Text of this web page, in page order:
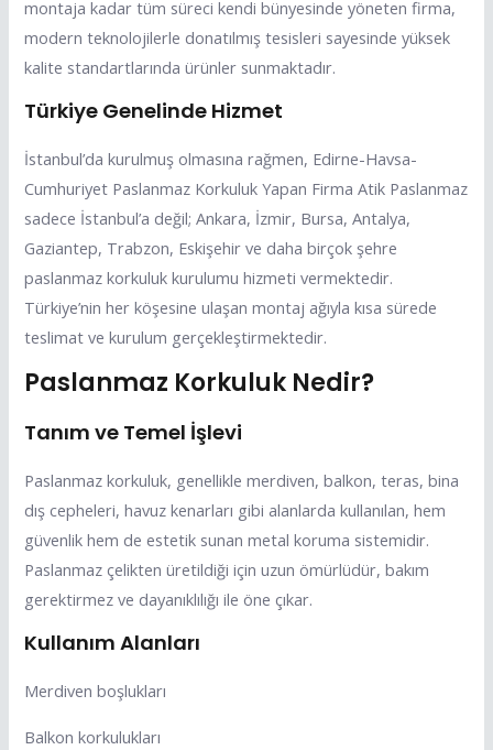
montaja kadar tüm süreci kendi bünyesinde yöneten firma,
modern teknolojilerle donatılmış tesisleri sayesinde yüksek
kalite standartlarında ürünler sunmaktadır.
Türkiye Genelinde Hizmet
İstanbul’da kurulmuş olmasına rağmen, Edirne-Havsa-
Cumhuriyet Paslanmaz Korkuluk Yapan Firma Atik Paslanmaz
sadece İstanbul’a değil; Ankara, İzmir, Bursa, Antalya,
Gaziantep, Trabzon, Eskişehir ve daha birçok şehre
paslanmaz korkuluk kurulumu hizmeti vermektedir.
Türkiye’nin her köşesine ulaşan montaj ağıyla kısa sürede
teslimat ve kurulum gerçekleştirmektedir.
Paslanmaz Korkuluk Nedir?
Tanım ve Temel İşlevi
Paslanmaz korkuluk, genellikle merdiven, balkon, teras, bina
dış cepheleri, havuz kenarları gibi alanlarda kullanılan, hem
güvenlik hem de estetik sunan metal koruma sistemidir.
Paslanmaz çelikten üretildiği için uzun ömürlüdür, bakım
gerektirmez ve dayanıklılığı ile öne çıkar.
Kullanım Alanları
Merdiven boşlukları
Balkon korkulukları